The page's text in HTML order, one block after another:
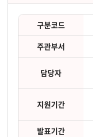
구분코드
주관부서
담당자
지원기간
발표기간